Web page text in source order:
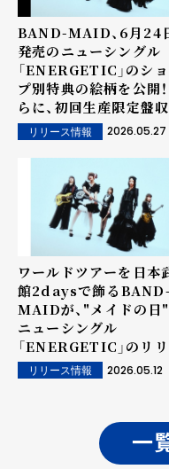
BAND-MAID、6月24
発売のニューシングル
「ENERGETIC」のシ
プ別特典の絵柄を公開
らに、初回生産限定盤
のお給仕（ライブ）映像か
ら「Toi et moi」を先行
開！
リリース情報 2026.05.27
ワールドツアーを日本
館2daysで飾るBAND-
MAIDが、"メイドの日
ニューシングル
「ENERGETIC」のリ
スをサプライズ発表！
リリース情報 2026.05.12
一